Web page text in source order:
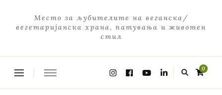
Место за љубителите на веганска/
вегетаријанска храна, патувања и животен
стил
0